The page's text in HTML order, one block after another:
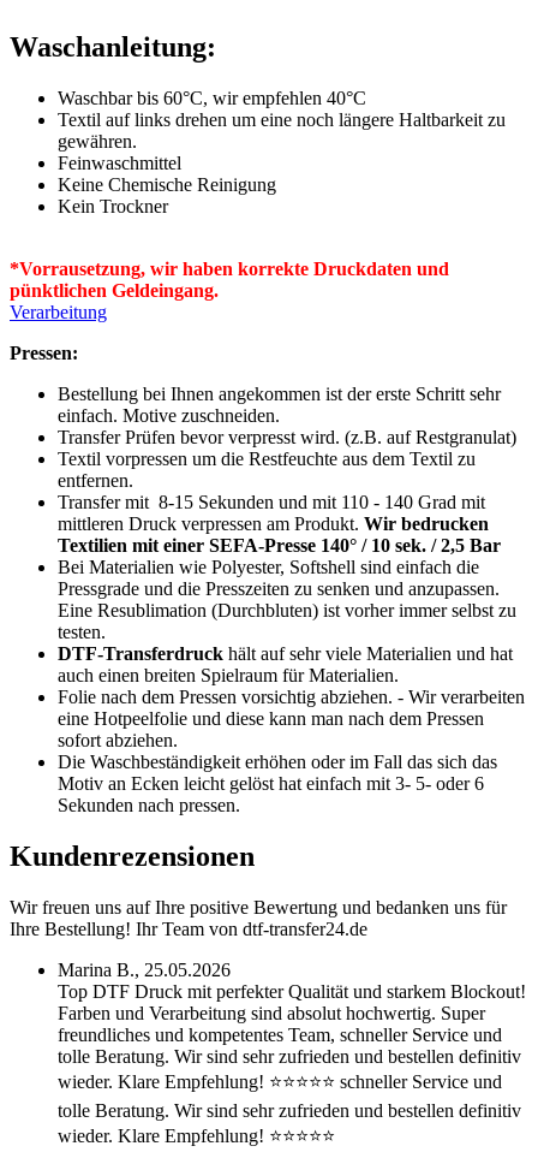
Waschanleitung:
Waschbar bis 60°C, wir empfehlen 40°C
Textil auf links drehen um eine noch längere Haltbarkeit zu
gewähren.
Feinwaschmittel
Keine Chemische Reinigung
Kein Trockner
*Vorrausetzung, wir haben korrekte Druckdaten und
pünktlichen Geldeingang.
Verarbeitung
Pressen:
Bestellung bei Ihnen angekommen ist der erste Schritt sehr
einfach. Motive zuschneiden.
Transfer Prüfen bevor verpresst wird. (z.B. auf Restgranulat)
Textil vorpressen um die Restfeuchte aus dem Textil zu
entfernen.
Transfer mit 8-15 Sekunden und mit 110 - 140 Grad mit
mittleren Druck verpressen am Produkt. Wir bedrucken
Textilien mit einer SEFA-Presse 140° / 10 sek. / 2,5 Bar
Bei Materialien wie Polyester, Softshell sind einfach die
Pressgrade und die Presszeiten zu senken und anzupassen.
Eine Resublimation (Durchbluten) ist vorher immer selbst zu
testen.
DTF-Transferdruck hält auf sehr viele Materialien und hat
auch einen breiten Spielraum für Materialien.
Folie nach dem Pressen vorsichtig abziehen. - Wir verarbeiten
eine Hotpeelfolie und diese kann man nach dem Pressen
sofort abziehen.
Die Waschbeständigkeit erhöhen oder im Fall das sich das
Motiv an Ecken leicht gelöst hat einfach mit 3- 5- oder 6
Sekunden nach pressen.
Kundenrezensionen
Wir freuen uns auf Ihre positive Bewertung und bedanken uns für
Ihre Bestellung! Ihr Team von dtf-transfer24.de
Marina B., 25.05.2026
Top DTF Druck mit perfekter Qualität und starkem Blockout!
Farben und Verarbeitung sind absolut hochwertig. Super
freundliches und kompetentes Team, schneller Service und
tolle Beratung. Wir sind sehr zufrieden und bestellen definitiv
wieder. Klare Empfehlung! ⭐⭐⭐⭐⭐ schneller Service und
tolle Beratung. Wir sind sehr zufrieden und bestellen definitiv
wieder. Klare Empfehlung! ⭐⭐⭐⭐⭐